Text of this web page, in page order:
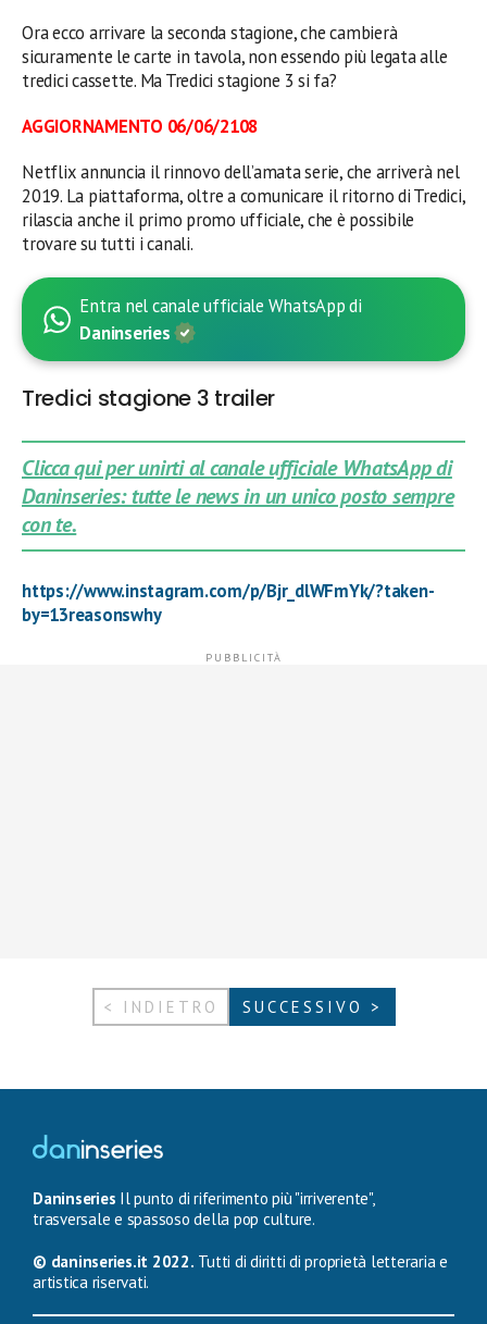
Ora ecco arrivare la seconda stagione, che cambierà
sicuramente le carte in tavola, non essendo più legata alle
tredici cassette. Ma Tredici stagione 3 si fa?
AGGIORNAMENTO 06/06/2108
Netflix annuncia il rinnovo dell’amata serie, che arriverà nel
2019. La piattaforma, oltre a comunicare il ritorno di Tredici,
rilascia anche il primo promo ufficiale, che è possibile
trovare su tutti i canali.
Entra nel canale ufficiale WhatsApp di
Daninseries
Tredici stagione 3 trailer
Clicca qui per unirti al canale ufficiale WhatsApp di
Daninseries: tutte le news in un unico posto sempre
con te.
https://www.instagram.com/p/Bjr_dlWFmYk/?taken-
by=13reasonswhy
< INDIETRO SUCCESSIVO >
Daninseries Il punto di riferimento più "irriverente",
trasversale e spassoso della pop culture.
© daninseries.it 2022. Tutti di diritti di proprietà letteraria e
artistica riservati.